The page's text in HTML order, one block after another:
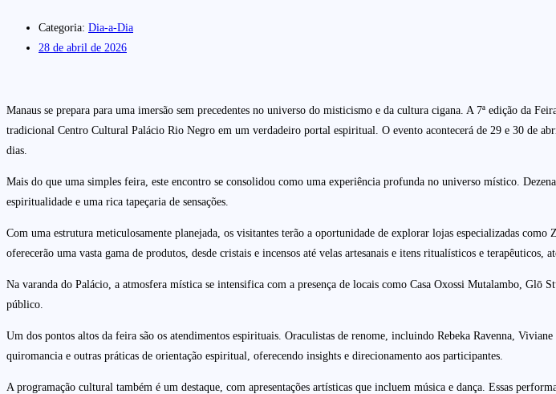
Categoria: Dia-a-Dia
28 de abril de 2026
Manaus se prepara para uma imersão sem precedentes no universo do misticismo e da cultura cigana. A 7ª edição da
tradicional Centro Cultural Palácio Rio Negro em um verdadeiro portal espiritual. O evento acontecerá de 29 e 30 de
dias.
Mais do que uma simples feira, este encontro se consolidou como uma experiência profunda no universo místico.
espiritualidade e uma rica tapeçaria de sensações.
Com uma estrutura meticulosamente planejada, os visitantes terão a oportunidade de explorar lojas especializadas
oferecerão uma vasta gama de produtos, desde cristais e incensos até velas artesanais e itens ritualísticos e terapêuticos,
Na varanda do Palácio, a atmosfera mística se intensifica com a presença de locais como Casa Oxossi Mutalambo, Glō
público.
Um dos pontos altos da feira são os atendimentos espirituais. Oraculistas de renome, incluindo Rebeka Ravenna,
quiromancia e outras práticas de orientação espiritual, oferecendo insights e direcionamento aos participantes.
A programação cultural também é um destaque, com apresentações artísticas que incluem música e dança. Essas